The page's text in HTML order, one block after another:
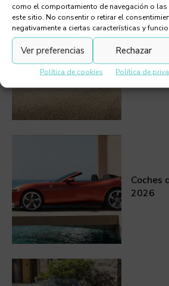
como el comportamiento de navegación o las
este sitio. No consentir o retirar el
negativamente a ciertas características y
Rechazar
Ver preferencias
Política de cookies Política de
Bentley
Hybrido
Coches
2026